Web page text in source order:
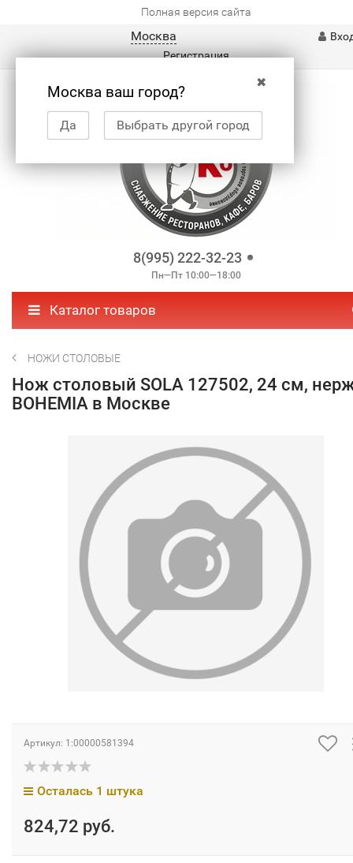
Полная версия сайта
Москва
✖
Москва ваш город?
Да Выбрать другой город
Регистрация
8(995) 222-32-23
Пн—Пт 10:00—18:00
Каталог товаров
НОЖИ СТОЛОВЫЕ
Нож столовый SOLA 127502, 24 см,
BOHEMIA в Москве
Артикул: 1:00000581394
Осталась 1 штука
824,72 руб.